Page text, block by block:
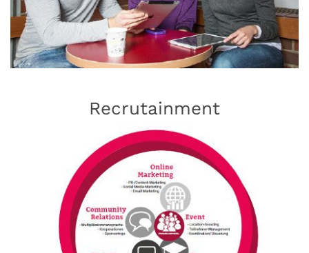
Recrutainment